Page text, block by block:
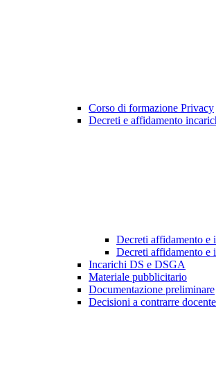
Corso di formazione Privacy
Decreti e affidamento
Decreti affidamento e
Decreti affidamento e
Incarichi DS e DSGA
Materiale pubblicitario
Documentazione preliminare
Decisioni a contrarre